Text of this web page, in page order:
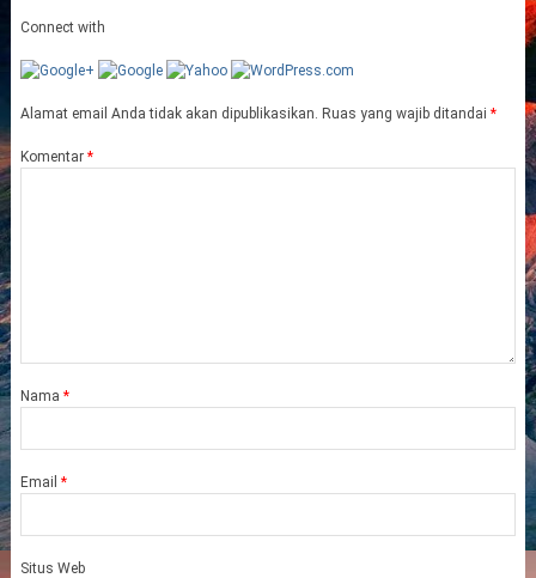
Connect with
Alamat email Anda tidak akan dipublikasikan. Ruas yang wajib ditandai *
Komentar *
Nama *
Email *
Situs Web